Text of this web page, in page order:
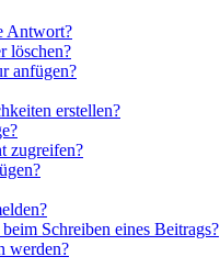
Antwort?
löschen?
anfügen?
erstellen?
zugreifen?
Schreiben eines Beitrags?
werden?